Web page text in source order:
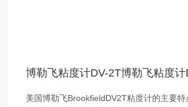
美国博勒飞BrookfieldDV2T粘度计的主要特